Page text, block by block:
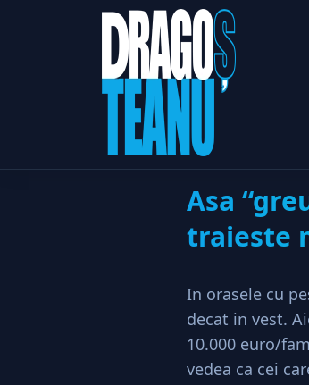
Home
Asa
traieste
In orasele cu
decat in vest.
10.000 euro/
vedea ca cei